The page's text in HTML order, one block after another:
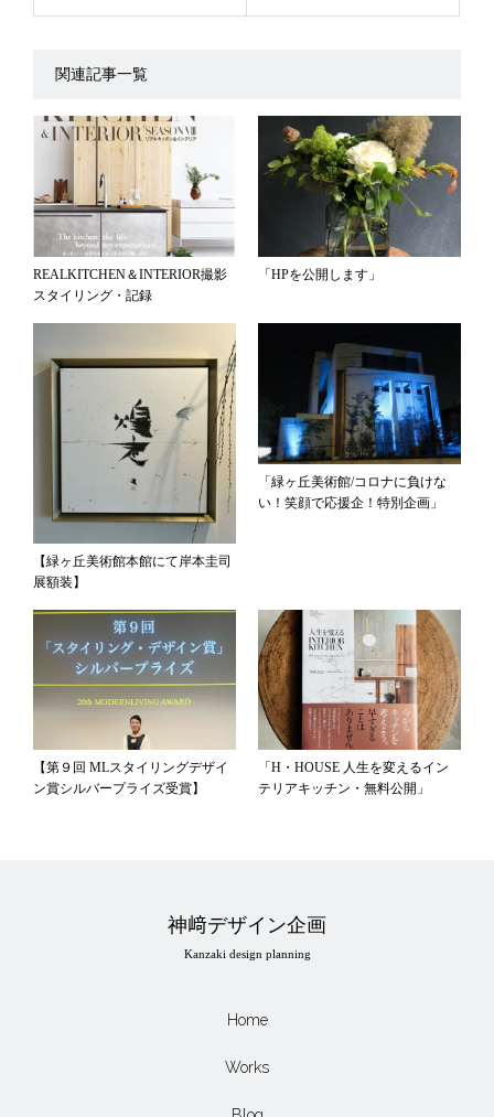
関連記事一覧
REALKITCHEN＆INTERIOR撮影
スタイリング・記録
「HPを公開します」
【緑ヶ丘美術館本館にて岸本圭司
展額装】
「緑ヶ丘美術館/コロナに負けな
い！笑顔で応援企！特別企画」
【第９回 MLスタイリングデザイ
ン賞シルバープライズ受賞】
「H・HOUSE 人生を変えるイン
テリアキッチン・無料公開」
神﨑デザイン企画
Kanzaki design planning
Home
Works